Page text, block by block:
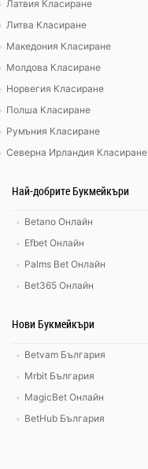
Латвия Класиране
Литва Класиране
Македония Класиране
Молдова Класиране
Норвегия Класиране
Полша Класиране
Румъния Класиране
Северна Ирландия Класиране
Най-добрите Букмейкъри
Betano Онлайн
Efbet Онлайн
Palms Bet Онлайн
Bet365 Онлайн
Нови Букмейкъри
Betvam България
Mrbit България
MagicBet Онлайн
BetHub България